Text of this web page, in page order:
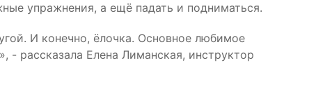
упражнения, а ещё падать и подниматься.
И конечно, ёлочка. Основное любимое
- рассказала Елена Лиманская, инструктор